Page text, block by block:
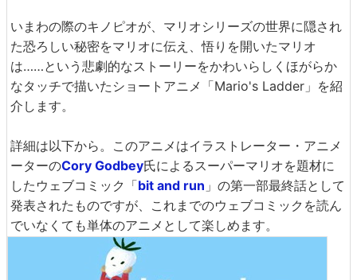
いまわの際のキノピオが、マリオシリーズの世界に隠され
た恐ろしい秘密をマリオに伝え、悟りを開いたマリオ
は……という悲劇的なストーリーをかわいらしくほがらか
なタッチで描いたショートアニメ「Mario's Ladder」を紹
介します。
詳細は以下から。このアニメはイラストレーター・アニメ
ーターのCory Godbey氏によるスーパーマリオを題材に
したウェブコミック「bit and run 」の第一部最終話として
発表されたものですが、これまでのウェブコミックを読ん
でいなくても単体のアニメとして楽しめます。